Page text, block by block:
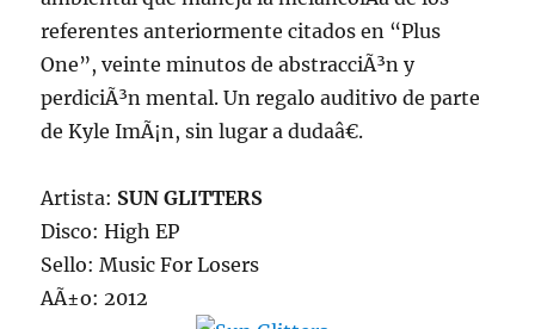
referentes anteriormente citados en “Plus
One”, veinte minutos de abstracciÃ³n y
perdiciÃ³n mental. Un regalo auditivo de parte
de Kyle ImÃ¡n, sin lugar a dudaâ€.
Artista: SUN GLITTERS
Disco: High EP
Sello: Music For Losers
AÃ±o: 2012